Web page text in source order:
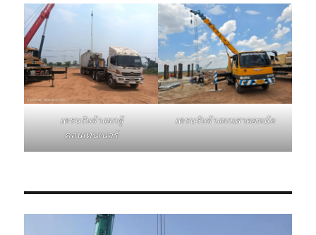
เครนรับจ้างยกตู้
คอนเทนเนอร์
เครนรับจ้างยกเสาตอหม้อ